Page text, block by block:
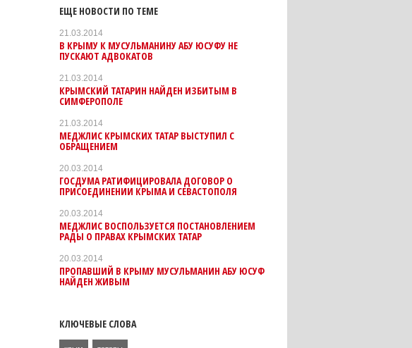
ЕЩЕ НОВОСТИ ПО ТЕМЕ
21.03.2014
В КРЫМУ К МУСУЛЬМАНИНУ АБУ ЮСУФУ НЕ
ПУСКАЮТ АДВОКАТОВ
21.03.2014
КРЫМСКИЙ ТАТАРИН НАЙДЕН ИЗБИТЫМ В
СИМФЕРОПОЛЕ
21.03.2014
МЕДЖЛИС КРЫМСКИХ ТАТАР ВЫСТУПИЛ С
ОБРАЩЕНИЕМ
20.03.2014
ГОСДУМА РАТИФИЦИРОВАЛА ДОГОВОР О
ПРИСОЕДИНЕНИИ КРЫМА И СЕВАСТОПОЛЯ
20.03.2014
МЕДЖЛИС ВОСПОЛЬЗУЕТСЯ ПОСТАНОВЛЕНИЕМ
РАДЫ О ПРАВАХ КРЫМСКИХ ТАТАР
20.03.2014
ПРОПАВШИЙ В КРЫМУ МУСУЛЬМАНИН АБУ ЮСУФ
НАЙДЕН ЖИВЫМ
КЛЮЧЕВЫЕ СЛОВА